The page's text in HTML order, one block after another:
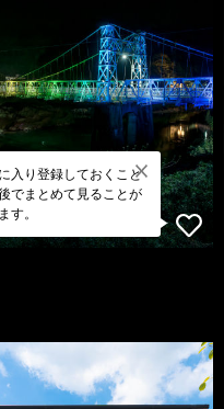
入り登録しておくこと
でまとめて見ることが
す。